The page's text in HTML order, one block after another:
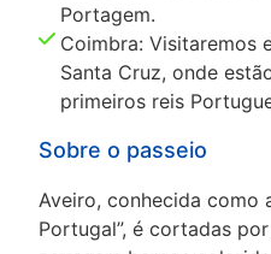
Portagem.
Coimbra: Visitaremos
Santa Cruz, onde
primeiros reis
Sobre o passeio
Aveiro, conhecida como
Portugal”, é cortadas